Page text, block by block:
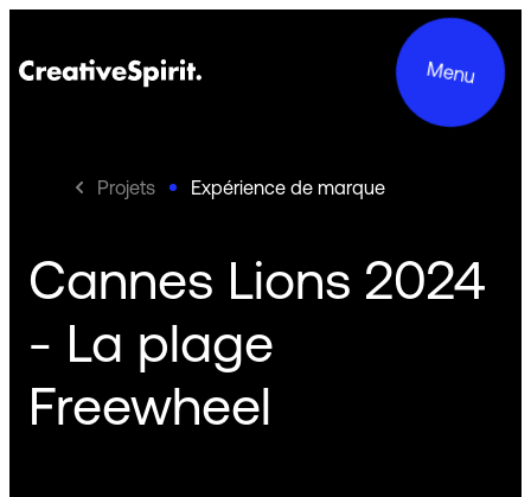
Menu
Projets
Services
Le groupe
Projets Expérience de marque
Cannes Lions 2024
- La plage
Freewheel